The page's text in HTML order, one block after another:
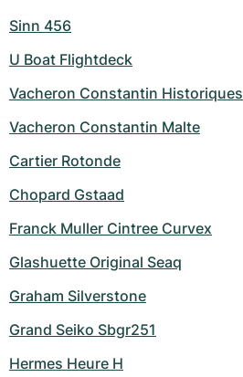
Sinn 456
U Boat Flightdeck
Vacheron Constantin Historiques
Vacheron Constantin Malte
Cartier Rotonde
Chopard Gstaad
Franck Muller Cintree Curvex
Glashuette Original Seaq
Graham Silverstone
Grand Seiko Sbgr251
Hermes Heure H